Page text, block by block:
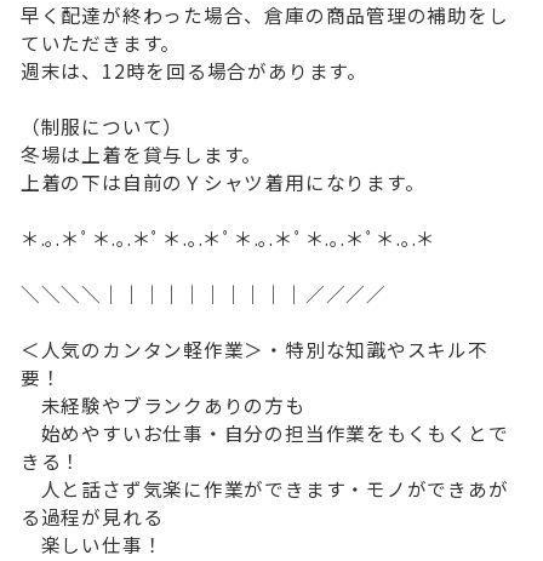
早く配達が終わった場合、倉庫の商品管理の補助をし
ていただきます。
週末は、12時を回る場合があります。
（制服について）
冬場は上着を貸与します。
上着の下は自前のＹシャツ着用になります。
＊.｡.＊ﾟ＊.｡.＊ﾟ＊.｡.＊ﾟ＊.｡.＊ﾟ＊.｡.＊ﾟ＊.｡.＊
＼＼＼＼｜｜｜｜｜｜｜｜｜｜／／／／
＜人気のカンタン軽作業＞・特別な知識やスキル不
要！
未経験やブランクありの方も
始めやすいお仕事・自分の担当作業をもくもくとで
きる！
人と話さず気楽に作業ができます・モノができあが
る過程が見れる
楽しい仕事！